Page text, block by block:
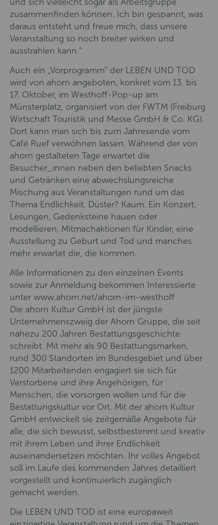
zusammenfinden können. Ich bin gespannt, was
daraus entsteht und freue mich, dass unsere
Veranstaltung so noch breiter wirken und
ausstrahlen kann.“
Auch ein „Vorprogramm“ der LEBEN UND TOD
wird von ahorn angeboten, konkret vom 13. bis
17. Oktober, im Westhoff-Pop-up am
Münsterplatz, organisiert von der FWTM (Freiburg
Wirtschaft Touristik und Messe GmbH & Co. KG).
Dort kann man sich bis zum Jahresende vom
Café Ruef verwöhnen lassen. Während der von
ahorn gestalteten Tage erwartet die
Besucher_innen neben den beliebten Snacks
und Getränken eine abwechslungsreiche
Mischung aus Veranstaltungen rund um das
Thema Endlichkeit. Düster? Kaum. Ein Konzert,
Lesungen, Gedenksteine hauen oder
modellieren, Mitmachaktionen für Kinder, eine
Ausstellung zu Geburt und Tod und manches
mehr erwartet die, die kommen.
Alle Informationen zu den einzelnen Events
sowie zur Anmeldung bekommen Interessierte
unter www.ahorn.net/ahorn-im-westhoff
Die ahorn Kultur GmbH ist der jüngste
Unternehmenszweig der Ahorn Gruppe, die seit
nahezu 200 Jahren Bestattungsgeschichte
schreibt. Mit mehr als 90 Bestattungsmarken,
rund 300 Standorten im Bundesgebiet und über
1200 Mitarbeitenden engagiert sie sich für
Verstorbene und ihre Angehörigen, für
Menschen, die vorsorgen wollen und für die
Bestattungskultur vor Ort. Mit der ahorn Kultur
GmbH entwickelt sie zeitgemäße Angebote für
alle, die sich bewusst, selbstbestimmt und kreativ
mit ihrem Leben und ihrer Endlichkeit
auseinandersetzen möchten. Ihr volles Angebot
soll im Laufe des kommenden Jahres detailliert
vorgestellt und kontinuierlich zugänglich
gemacht werden.
Die LEBEN UND TOD ist eine europaweit